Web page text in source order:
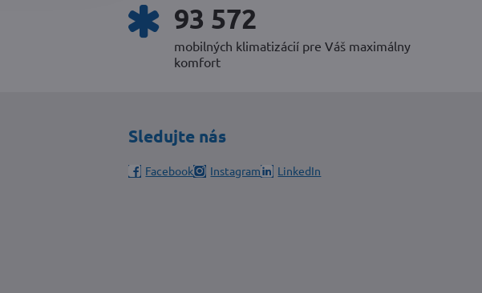
99 224
mobilných klimatizácií pre Váš maximálny
komfort
Sledujte nás
Facebook Instagram LinkedIn